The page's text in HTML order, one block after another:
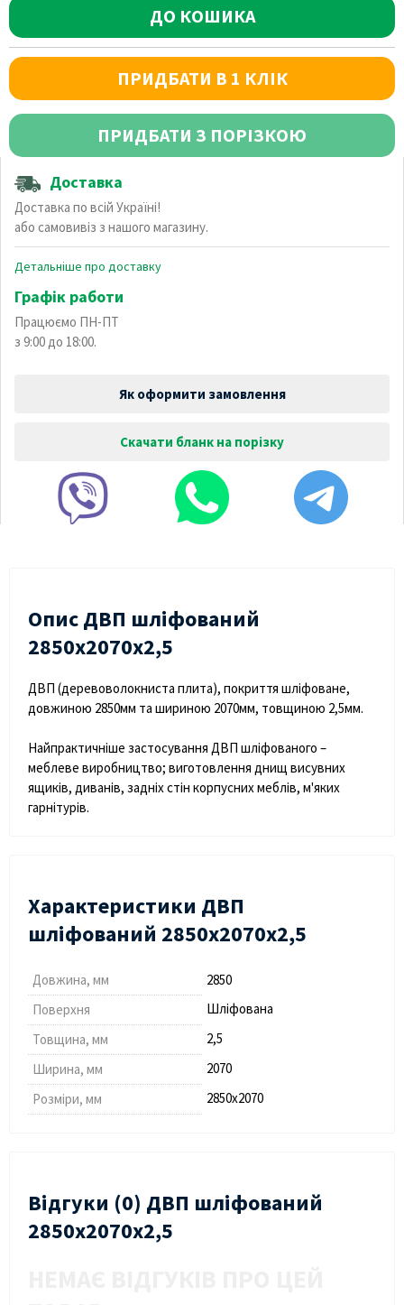
ДО КОШИКА
ПРИДБАТИ В 1 КЛІК
ПРИДБАТИ З ПОРІЗКОЮ
Доставка
Доставка по всій Україні!
або самовивіз з нашого магазину.
Детальніше про доставку
Графік работи
Працюємо ПН-ПТ
з 9:00 до 18:00.
Як оформити замовлення
Скачати бланк на порізку
Опис ДВП шліфований
2850х2070х2,5
ДВП (деревоволокниста плита), покриття шліфоване,
довжиною 2850мм та шириною 2070мм, товщиною 2,5мм.
Найпрактичніше застосування ДВП шліфованого –
меблеве виробництво; виготовлення днищ висувних
ящиків, диванів, задніх стін корпусних меблів, м'яких
гарнітурів.
Характеристики ДВП
шліфований 2850х2070х2,5
Довжина, мм
2850
Поверхня
Шліфована
Товщина, мм
2,5
Ширина, мм
2070
Розміри, мм
2850х2070
Відгуки (0) ДВП шліфований
2850х2070х2,5